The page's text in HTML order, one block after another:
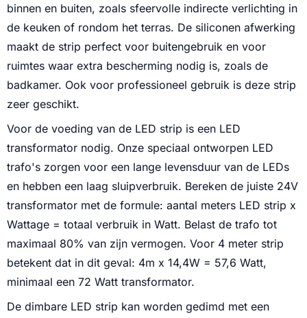
binnen en buiten, zoals sfeervolle indirecte verlichting in
de keuken of rondom het terras. De siliconen afwerking
maakt de strip perfect voor buitengebruik en voor
ruimtes waar extra bescherming nodig is, zoals de
badkamer. Ook voor professioneel gebruik is deze strip
zeer geschikt.
Voor de voeding van de LED strip is een LED
transformator nodig. Onze speciaal ontworpen LED
trafo's zorgen voor een lange levensduur van de LEDs
en hebben een laag sluipverbruik. Bereken de juiste 24V
transformator met de formule: aantal meters LED strip x
Wattage = totaal verbruik in Watt. Belast de trafo tot
maximaal 80% van zijn vermogen. Voor 4 meter strip
betekent dat in dit geval: 4m x 14,4W = 57,6 Watt,
minimaal een 72 Watt transformator.
De dimbare LED strip kan worden gedimd met een